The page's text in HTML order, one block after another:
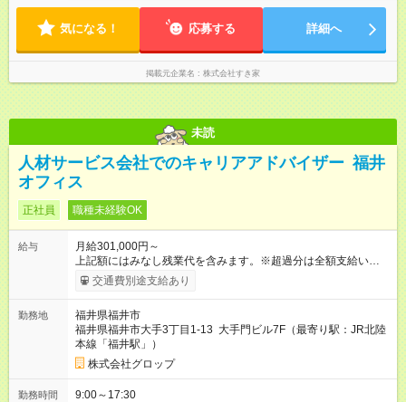
気になる！ 応募する 詳細へ
掲載元企業名 株式会社すき家
未読
人材サービス会社でのキャリアアドバイザー 福井
オフィス
正社員 職種未経験OK
給与
月給301,000円～
上記額にはみなし残業代を含みます。※超過分は全額支給いたし
ます。 みなし残業代 54,000円／月 みなし残業時間 26時間／月
月給301,000円以上＋賞与年2回＋決算賞与年1回 ※上記の金額
上を含みます。上記を超える時間外労働分は追加で支給しま
す。 ※給与は経験年数、マネジメント経験など、当社規定によ
り決定します。 【試用期間】試用期間あり 試用期間の長さ：2
ヶ月 雇用形態、給与は本採用時と同じです。
交通費別途支給あり
勤務地
福井県福井市
福井県福井市大手3丁目1-13 大手門ビル7F（最寄り駅：JR北陸
本線「福井駅」）
株式会社グロップ
勤務時間
9:00～17:30